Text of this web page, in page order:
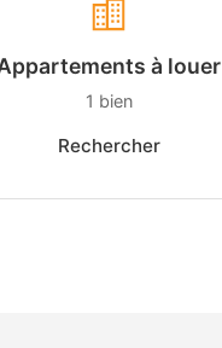
à louer
1 bien
Rechercher